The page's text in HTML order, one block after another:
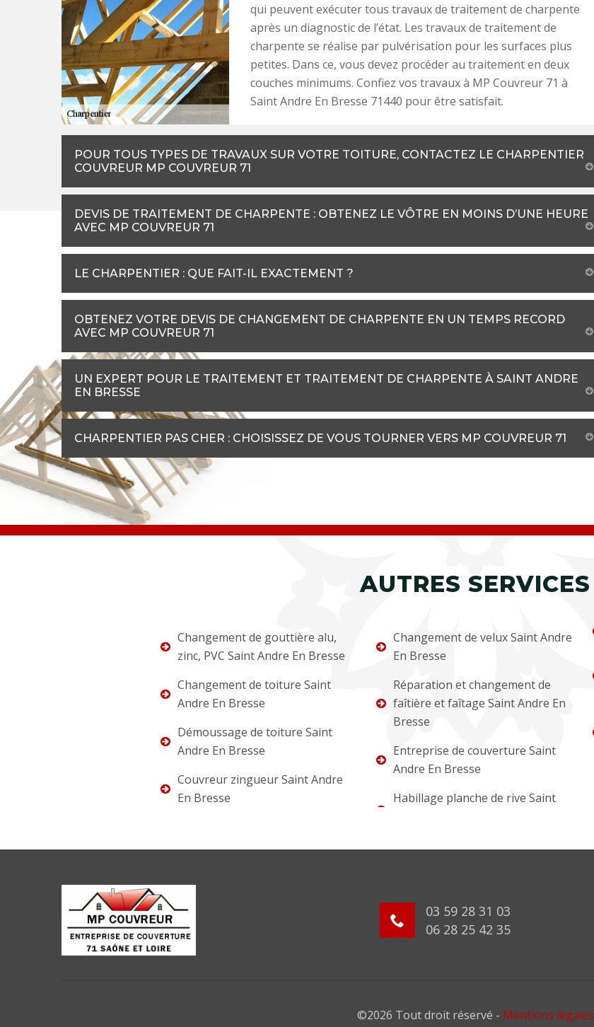
qui peuvent exécuter tous travaux de traitement de charpente
après un diagnostic de l’état. Les travaux de traitement de
charpente se réalise par pulvérisation pour les surfaces plus
petites. Dans ce, vous devez procéder au traitement en deux
couches minimums. Confiez vos travaux à MP Couvreur 71 à
Saint Andre En Bresse 71440 pour être satisfait.
POUR TOUS TYPES DE TRAVAUX SUR VOTRE TOITURE, CONTACTEZ LE CHARPENTIER
COUVREUR MP COUVREUR 71
DEVIS DE TRAITEMENT DE CHARPENTE : OBTENEZ LE VÔTRE EN MOINS D’UNE HEURE
AVEC MP COUVREUR 71
LE CHARPENTIER : QUE FAIT-IL EXACTEMENT ?
OBTENEZ VOTRE DEVIS DE CHANGEMENT DE CHARPENTE EN UN TEMPS RECORD
AVEC MP COUVREUR 71
UN EXPERT POUR LE TRAITEMENT ET TRAITEMENT DE CHARPENTE À SAINT ANDRE
EN BRESSE
CHARPENTIER PAS CHER : CHOISISSEZ DE VOUS TOURNER VERS MP COUVREUR 71
AUTRES SERVICES
Changement de gouttière alu,
zinc, PVC Saint Andre En Bresse
Changement de toiture Saint
Andre En Bresse
Démoussage de toiture Saint
Andre En Bresse
Couvreur zingueur Saint Andre
En Bresse
Changement de velux Saint Andre
En Bresse
Réparation et changement de
faîtière et faîtage Saint Andre En
Bresse
Entreprise de couverture Saint
Andre En Bresse
Habillage planche de rive Saint
03 59 28 31 03
06 28 25 42 35
©2026 Tout droit réservé - Mentions légales